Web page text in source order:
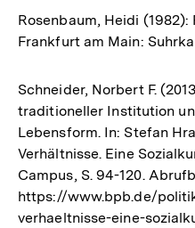
Rosenbaum, Heidi (1982):
Frankfurt am Main:
Schneider, Norbert F.
traditioneller Institution
Lebensform. In: Stefan
Verhältnisse. Eine
Campus, S. 94-120.
https://www.bpb.de/
verhaeltnisse-eine-